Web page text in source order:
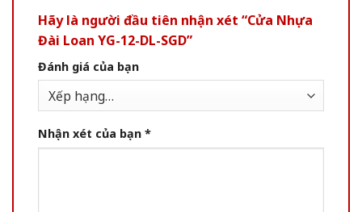
Hãy là người đầu tiên nhận xét “Cửa Nhựa
Đài Loan YG-12-DL-SGD”
Đánh giá của bạn
Nhận xét của bạn *